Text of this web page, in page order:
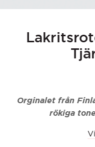
Orginalet från
rökiga